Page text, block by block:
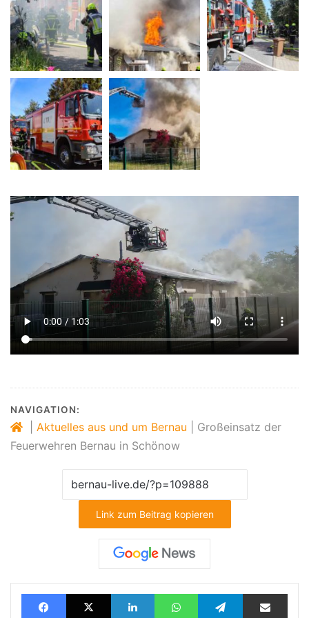
NAVIGATION:
Aktuelles aus und um Bernau
Großeinsatz der
Feuerwehren Bernau in Schönow
Link zum Beitrag kopieren
FacebookX LinkedInWhatsAppTelegramTeilen via E-Mail